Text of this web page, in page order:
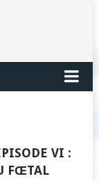
VI :
FŒTAL